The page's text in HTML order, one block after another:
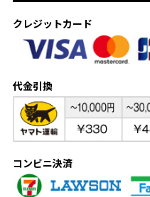
クレジットカード
代金引換
コンビニ決済